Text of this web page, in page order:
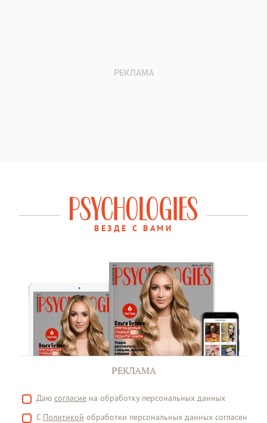
ВЕЗДЕ С ВАМИ
РЕКЛАМА
Даю согласие на обработку персональных данных
С Политикой обработки персональных данных согласен